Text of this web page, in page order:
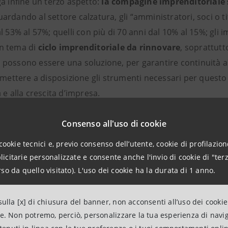
Consenso all'uso di cookie
tecnici e, previo consenso dell’utente, cookie di
personalizzate e consente anche l'invio di cookie di
da quello visitato). L'uso dei cookie ha la durata di 1 anno.
[x] di chiusura del banner, non acconsenti all’uso dei
Non potremo, perciò, personalizzare la tua esperienza di
al settore calzatura, gli “amministratori, soci o
53% al 57%; quelli con più di 70 anni dal 10% al 15%; gli
tema di ciclo imprenditoriale da rinnovare,
possono essere una soluzione, per garantire
mettere a disposizione gli strumenti necessari per
alla crescita d’impresa.
avanza ma trova
tecnologie digitali complesse sono il 79% fra le
più di un optional. Da questa maggiore
capacità di diversificazione nei mercati(quanto mai
la tecnologia diventa fattore abilitante per una
gestione d’impresa: laridefinizione di una